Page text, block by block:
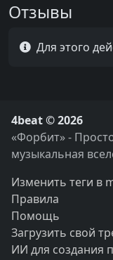
Отзывы
Для этого
4beat © 2026
«Форбит» -
музыкальная
Изменить теги в
Правила
Помощь
Загрузить свой
ИИ для создания